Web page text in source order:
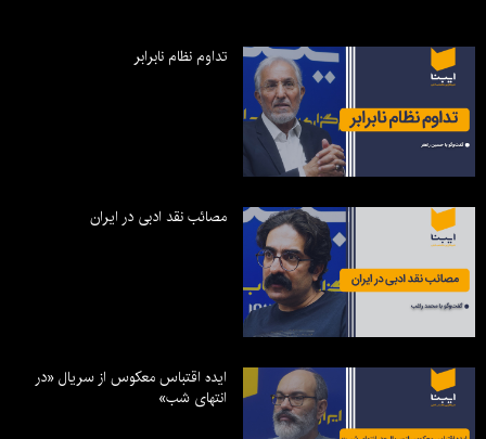
تداوم نظام نابرابر
مصائب نقد ادبی در ایران
ایده اقتباس معکوس از سریال «در
انتهای شب»